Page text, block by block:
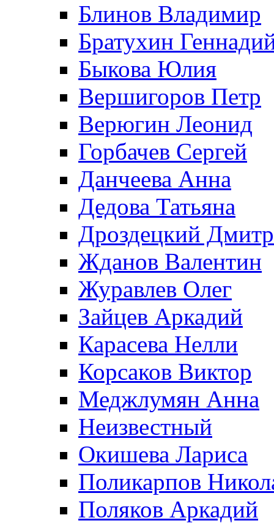
Блинов Владимир
Братухин
Быкова Юлия
Вершигоров Петр
Верюгин Леонид
Горбачев Сергей
Данчеева Анна
Дедова Татьяна
Дроздецкий
Жданов Валентин
Журавлев Олег
Зайцев Аркадий
Карасева Нелли
Корсаков Виктор
Меджлумян Анна
Неизвестный
Окишева Лариса
Поликарпов
Поляков Аркадий